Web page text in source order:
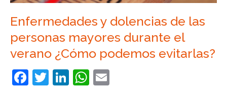
Enfermedades y dolencias de las
personas mayores durante el
verano ¿Cómo podemos evitarlas?
Facebook
Twitter
LinkedIn
WhatsApp